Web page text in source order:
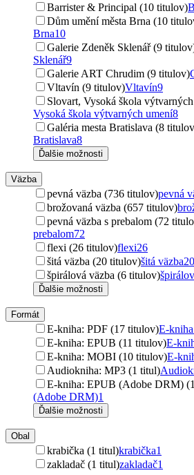
Barrister & Principal (10 titulov)
Dům umění města Brna (10
Brna10
Galerie Zdeněk Sklenář (9
Sklenář9
Galerie ART Chrudim (9 titulov)
Vltavín (9 titulov)Vltavín9
Slovart, Vysoká škola
Vysoká škola výtvarných umení8
Galéria mesta Bratislava (8
Bratislava8
Ďalšie možnosti
Väzba
pevná väzba (736 titulov)pevná
brožovaná väzba (657 titulov)
pevná väzba s prebalom (72
prebalom72
flexi (26 titulov)flexi26
šitá väzba (20 titulov)šitá väzba20
špirálová väzba (6 titulov)
Ďalšie možnosti
Formát
E-kniha: PDF (17 titulov)E-
E-kniha: EPUB (11 titulov)E-
E-kniha: MOBI (10 titulov)E-
Audiokniha: MP3 (1 titul)
E-kniha: EPUB (Adobe DRM)
(Adobe DRM)1
Ďalšie možnosti
Obal
krabička (1 titul)krabička1
zakladač (1 titul)zakladač1